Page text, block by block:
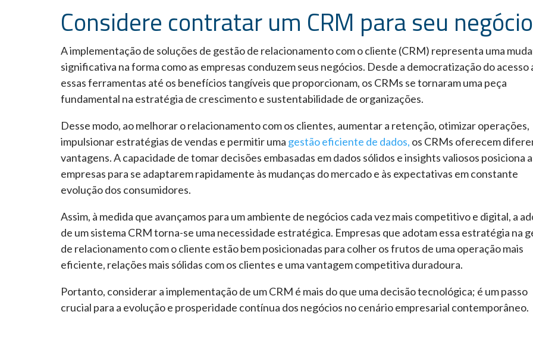
Considere contratar um CRM para seu negócio
A implementação de soluções de gestão de relacionamento com o cliente (CRM) representa uma
significativa na forma como as empresas conduzem seus negócios. Desde a democratização do acesso
essas ferramentas até os benefícios tangíveis que proporcionam, os CRMs se tornaram uma peça
fundamental na estratégia de crescimento e sustentabilidade de organizações.
Desse modo, ao melhorar o relacionamento com os clientes, aumentar a retenção, otimizar operações,
impulsionar estratégias de vendas e permitir uma gestão eficiente de dados, os CRMs oferecem
vantagens. A capacidade de tomar decisões embasadas em dados sólidos e insights valiosos posiciona
empresas para se adaptarem rapidamente às mudanças do mercado e às expectativas em constante
evolução dos consumidores.
Assim, à medida que avançamos para um ambiente de negócios cada vez mais competitivo e digital, a
de um sistema CRM torna-se uma necessidade estratégica. Empresas que adotam essa estratégia na
de relacionamento com o cliente estão bem posicionadas para colher os frutos de uma operação mais
eficiente, relações mais sólidas com os clientes e uma vantagem competitiva duradoura.
Portanto, considerar a implementação de um CRM é mais do que uma decisão tecnológica; é um passo
crucial para a evolução e prosperidade contínua dos negócios no cenário empresarial contemporâneo.